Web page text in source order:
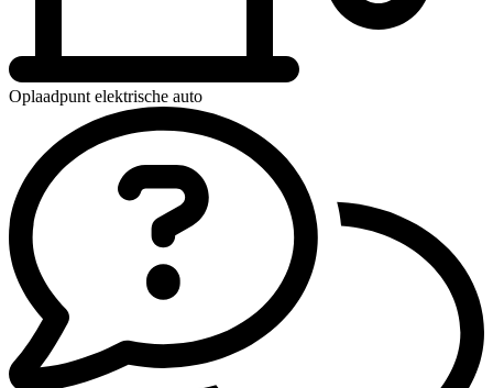
Oplaadpunt elektrische auto